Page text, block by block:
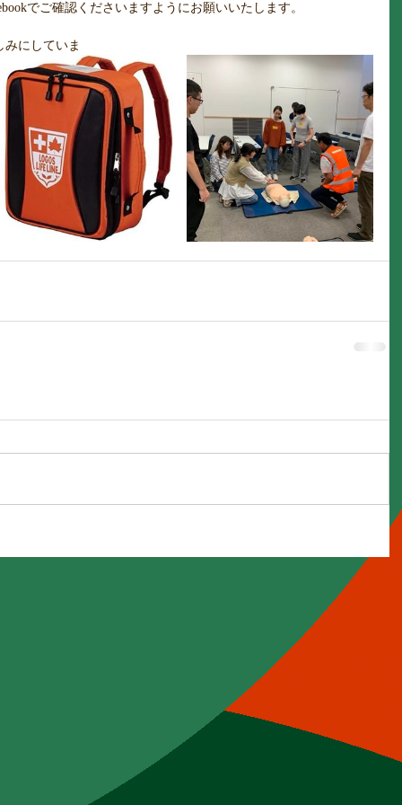
でご確認くださいますようにお願いいたします。
にしていま